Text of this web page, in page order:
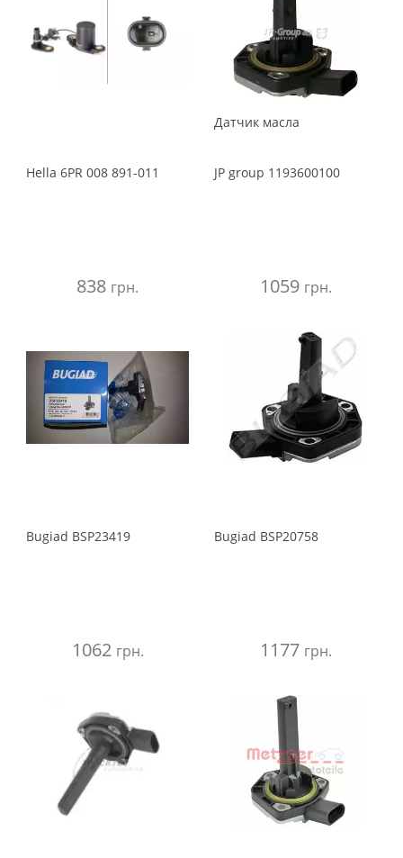
Hella 6PR 008 891-011
838 грн.
Датчик масла
JP group 1193600100
1059 грн.
Bugiad BSP23419
1062 грн.
Bugiad BSP20758
1177 грн.